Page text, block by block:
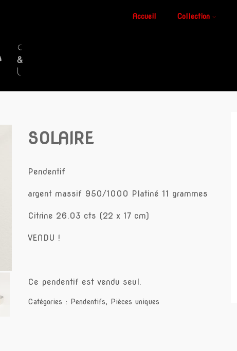
Accueil Collection
SOLAIRE
Pendentif
argent massif 950/1000 Platiné 11 grammes
Citrine 26.03 cts (22 x 17 cm)
VENDU !
Ce pendentif est vendu seul.
Catégories : Pendentifs, Pièces uniques